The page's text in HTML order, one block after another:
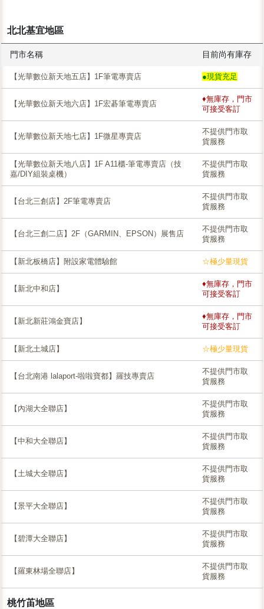
北北基宜地區
門市名稱 目前尚有庫存
【光華數位新天地五店】1F筆電專賣店 ●現貨充足
【光華數位新天地六店】1F宏碁筆電專賣店
♦無庫存，門市
可接受客訂
【光華數位新天地七店】1F微星專賣店
不提供門市取
貨服務
【光華數位新天地八店】1F A11櫃-筆電專賣店（技
嘉/DIY組裝桌機）
不提供門市取
貨服務
【台北三創店】2F筆電專賣店
不提供門市取
貨服務
【台北三創二店】2F（GARMIN、EPSON）展售店
不提供門市取
貨服務
【新北板橋店】附設家電體驗館 ☆極少量現貨
【新北中和店】
♦無庫存，門市
可接受客訂
【新北新莊鴻金寶店】
♦無庫存，門市
可接受客訂
【新北土城店】 ☆極少量現貨
【台北南港 lalaport-啦啦寶都】羅技專賣店
不提供門市取
貨服務
【內湖大全聯店】
不提供門市取
貨服務
【中和大全聯店】
不提供門市取
貨服務
【土城大全聯店】
不提供門市取
貨服務
【景平大全聯店】
不提供門市取
貨服務
【碧潭大全聯店】
不提供門市取
貨服務
【羅東林場全聯店】
不提供門市取
貨服務
桃竹苖地區